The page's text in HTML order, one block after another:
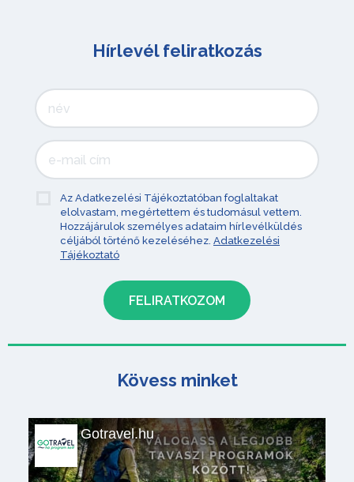
Hírlevél feliratkozás
Az Adatkezelési Tájékoztatóban foglaltakat
elolvastam, megértettem és tudomásul vettem.
Hozzájárulok személyes adataim hírlevélküldés
céljából történő kezeléséhez. Adatkezelési
Tájékoztató
Kövess minket
Gotravel.hu